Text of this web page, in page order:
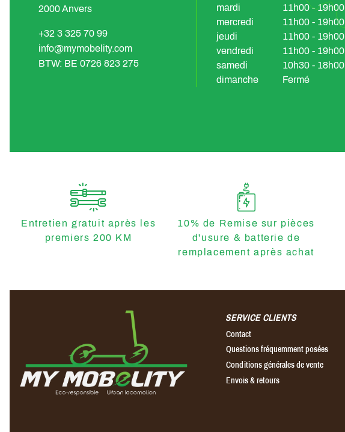
2000 Anvers
+32 3 325 70 99
info@mymobelity.com
BTW: BE 0726 823 275
mardi
11h00 - 19h00
mercredi
11h00 - 19h00
jeudi
11h00 - 19h00
vendredi
11h00 - 19h00
samedi
10h30 - 18h00
dimanche
Fermé
Entretien gratuit après les
premiers 200 KM
10% de Remise sur pièces
d'usure & batterie de
remplacement après achat
SERVICE CLIENTS
Contact
Questions fréquemment posées
Conditions générales de vente
Envois & retours